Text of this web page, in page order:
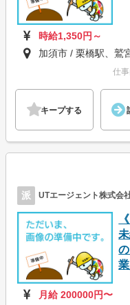
時給1,350円～
加須市 / 栗橋駅、鷲
仕
キープする
派 UTエージェント株式会
月給 200000円〜